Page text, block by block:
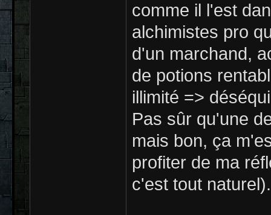
comme il l'est
alchimistes pro
d'un marchand,
de potions
illimité =>
Pas sûr qu'une
mais bon, ça
profiter de ma
c'est tout naturel).